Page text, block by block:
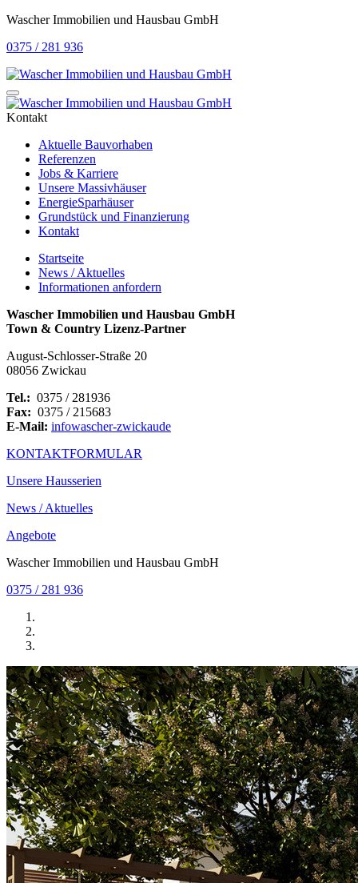
Wascher Immobilien und Hausbau GmbH
0375 / 281 936
Kontakt
Aktuelle Bauvorhaben
Referenzen
Jobs & Karriere
Unsere Massivhäuser
EnergieSparhäuser
Grundstück und Finanzierung
Kontakt
Startseite
News / Aktuelles
Informationen anfordern
Wascher Immobilien und Hausbau GmbH
Town & Country Lizenz-Partner
August-Schlosser-Straße 20
08056 Zwickau
Tel.: 0375 / 281936
Fax: 0375 / 215683
E-Mail: infowascher-zwickaude
KONTAKTFORMULAR
Unsere Hausserien
News / Aktuelles
Angebote
Wascher Immobilien und Hausbau GmbH
0375 / 281 936